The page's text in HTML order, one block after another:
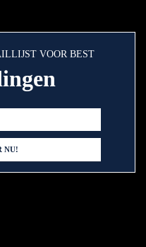
VOOR BEST